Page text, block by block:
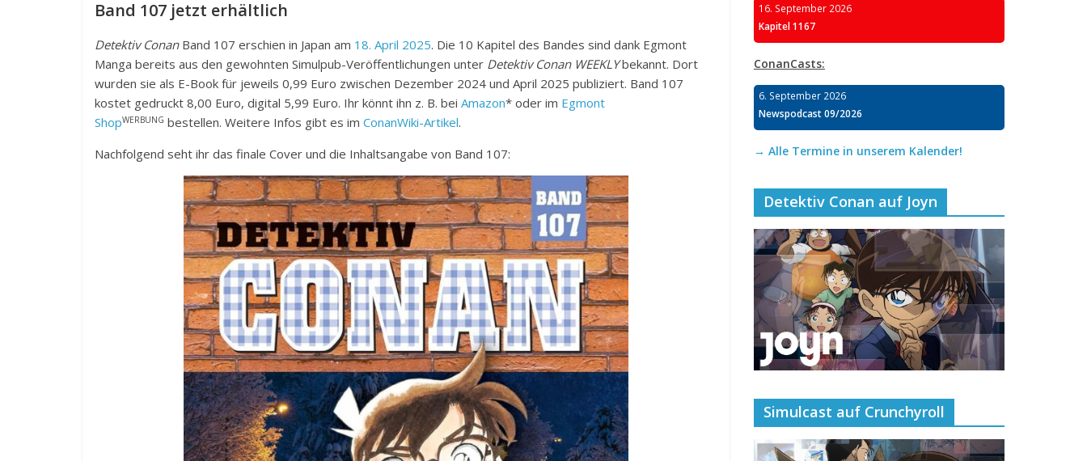
Band 107 jetzt erhältlich
Detektiv ConanBand 107 erschien in Japan am 18. April 2025. Die 10 Kapitel des Bandes sind dank Egmont
Manga bereits aus den gewohnten Simulpub-Veröffentlichungen unter Detektiv Conan WEEKLYbekannt. Dort
wurden sie als E-Book für jeweils 0,99 Euro zwischen Dezember 2024 und April 2025 publiziert. Band 107
kostet gedruckt 8,00 Euro, digital 5,99 Euro. Ihr könnt ihn z. B. bei Amazon* oder im Egmont
ShopWERBUNG bestellen. Weitere Infos gibt es im ConanWiki-Artikel.
Nachfolgend seht ihr das finale Cover und die Inhaltsangabe von Band 107:
16. September 2026
Kapitel 1167
ConanCasts:
6. September 2026
Newspodcast 09/2026
→ Alle Termine in unserem Kalender!
Detektiv Conan auf Joyn
Simulcast auf Crunchyroll